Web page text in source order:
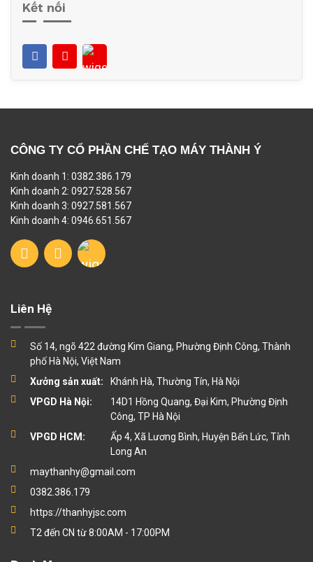
Kết nối
CÔNG TY CỔ PHẦN CHẾ TẠO MÁY THÀNH Ý
Kinh doanh 1: 0382.386.179
Kinh doanh 2: 0927.528.567
Kinh doanh 3: 0927.581.567
Kinh doanh 4: 0946.651.567
Liên Hệ
Số 14, ngõ 422 đường Kim Giang, Phường Định Công, Thành
phố Hà Nội, Việt Nam
Xưởng sản xuất:
Khánh Hà, Thường Tín, Hà Nội
VPGD Hà Nội:
14D1 Hồng Quang, Đại Kim, Phường Định
Công, TP Hà Nội
VPGD HCM:
Ấp 4, Xã Lương Bình, Huyện Bến Lức, Tỉnh
Long An
maythanhy@gmail.com
0382.386.179
https://thanhyjsc.com
T2 đến CN từ 8:00AM - 17:00PM